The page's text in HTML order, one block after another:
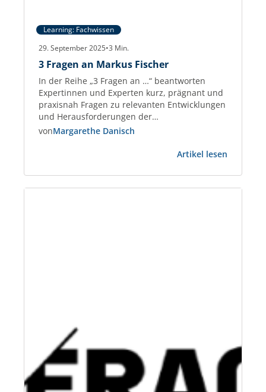
Learning: Fachwissen
29. September 2025•3 Min.
3 Fragen an Markus Fischer
In der Reihe „3 Fragen an …“ beantworten
Expertinnen und Experten kurz, prägnant und
praxisnah Fragen zu relevanten Entwicklungen
und Herausforderungen der
Gewerbeimmobilien-Branche. Markus Fischer
taskforce – Management on Demand AG und
PropTechs. Zuvor war er 25 Jahre im
Management, u. a. bei PATRIZIA.…
vonMargarethe Danisch
Artikel lesen
Fragen
an